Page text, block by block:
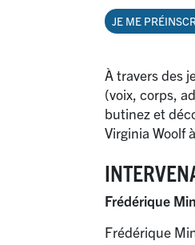
JE ME
À travers des
(voix, corps,
butinez et
Virginia Woolf
Frédérique
Frédérique